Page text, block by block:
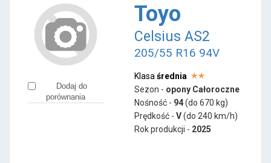
Dodaj do
porównania
Toyo
Celsius AS2
205/55 R16 94V
Klasa średnia
Sezon - opony Całoroczne
Nośność - 94(do 670 kg)
Prędkość - V(do 240 km/h)
Rok produkcji - 2025